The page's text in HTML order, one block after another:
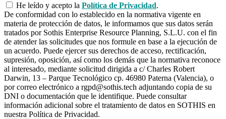
He leído y acepto la Política de Privacidad.
De conformidad con lo establecido en la normativa vigente en
materia de protección de datos, le informamos que sus datos serán
tratados por Sothis Enterprise Resource Planning, S.L.U. con el fin
de atender las solicitudes que nos formule en base a la ejecución de
un acuerdo. Puede ejercer sus derechos de acceso, rectificación,
supresión, oposición, así como los demás que la normativa reconoce
al interesado, mediante solicitud dirigida a c/ Charles Robert
Darwin, 13 – Parque Tecnológico cp. 46980 Paterna (Valencia), o
por correo electrónico a rgpd@sothis.tech adjuntando copia de su
DNI o documentación que le identifique. Puede consultar
información adicional sobre el tratamiento de datos en SOTHIS en
nuestra Política de Privacidad.